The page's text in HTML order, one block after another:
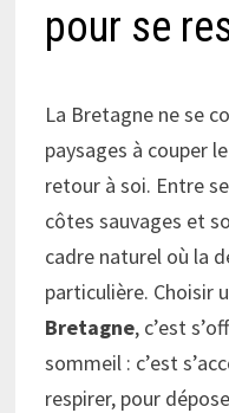
pour se
La Bretagne ne se
paysages à couper
retour à soi. Entre
côtes sauvages et
cadre naturel où la
particulière. Choisir
Bretagne, c’est
sommeil : c’est
respirer, pour